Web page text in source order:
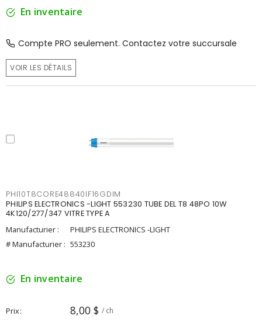
En inventaire
Compte PRO seulement. Contactez votre succursale
VOIR LES DÉTAILS
PHI10T8CORE48840IF16GDIM
PHILIPS ELECTRONICS -LIGHT 553230 TUBE DEL T8 48PO 10W
4K120/277/347 VITRE TYPE A
Manufacturier :
PHILIPS ELECTRONICS -LIGHT
# Manufacturier : 553230
En inventaire
Prix 8,00 $ / ch